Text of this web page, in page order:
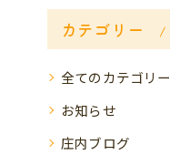
カテゴリー
全てのカテゴリー
お知らせ
庄内ブログ